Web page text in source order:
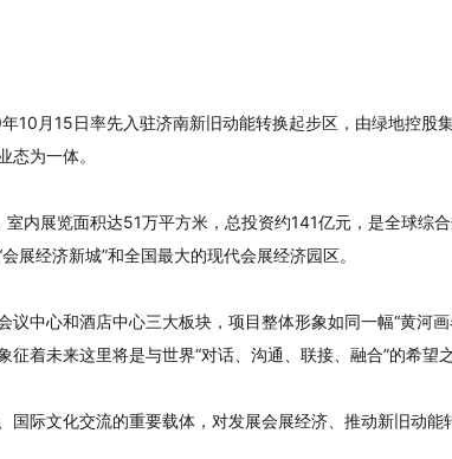
10月15日率先入驻济南新旧动能转换起步区，由绿地控股
为一体。
内展览面积达51万平方米，总投资约141亿元，是全球综
展经济新城”和全国最大的现代会展经济园区。
中心和酒店中心三大板块，项目整体形象如同一幅“黄河
着未来这里将是与世界“对话、沟通、联接、融合”的希望之
际文化交流的重要载体，对发展会展经济、推动新旧动能